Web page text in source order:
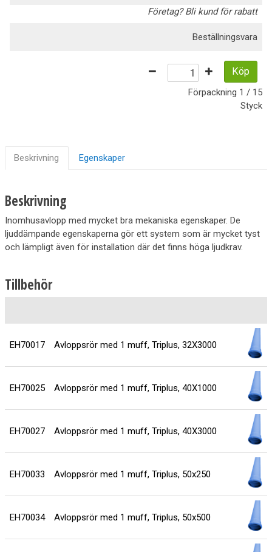
Företag? Bli kund för rabatt
Beställningsvara
Köp
Förpackning 1 / 15
Styck
Beskrivning Egenskaper
Beskrivning
Inomhusavlopp med mycket bra mekaniska egenskaper. De
ljuddämpande egenskaperna gör ett system som är mycket tyst
och lämpligt även för installation där det finns höga ljudkrav.
Tillbehör
EH70017 Avloppsrör med 1 muff, Triplus, 32X3000
EH70025 Avloppsrör med 1 muff, Triplus, 40X1000
EH70027 Avloppsrör med 1 muff, Triplus, 40X3000
EH70033 Avloppsrör med 1 muff, Triplus, 50x250
EH70034 Avloppsrör med 1 muff, Triplus, 50x500